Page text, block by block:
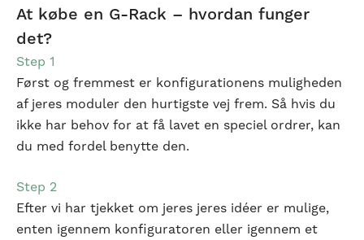
At købe en G-Rack – hvordan funger
det?
Step 1
Først og fremmest er konfigurationens muligheden
af jeres moduler den hurtigste vej frem. Så hvis du
ikke har behov for at få lavet en speciel ordrer, kan
du med fordel benytte den.
Step 2
Efter vi har tjekket om jeres jeres idéer er mulige,
enten igennem konfiguratoren eller igennem et